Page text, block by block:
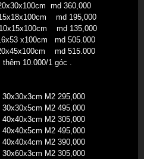
cm md 360,000
cm
md 195,000
10x15x100cm
md 135,000
x100cm md 505.000
md 515.000
10.000/1 góc .
30x30x3cm M2 295,000
30x30x5cm M2 495,000
40x40x3cm M2 305,000
40x40x5cm M2 495,000
40x40x4cm M2 390,000
30x60x3cm M2 305,000